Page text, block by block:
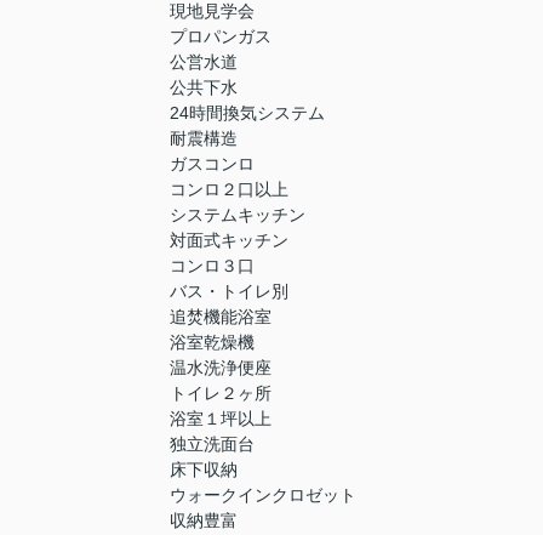
現地見学会
プロパンガス
公営水道
公共下水
24時間換気システム
耐震構造
ガスコンロ
コンロ２口以上
システムキッチン
対面式キッチン
コンロ３口
バス・トイレ別
追焚機能浴室
浴室乾燥機
温水洗浄便座
トイレ２ヶ所
浴室１坪以上
独立洗面台
床下収納
ウォークインクロゼット
収納豊富